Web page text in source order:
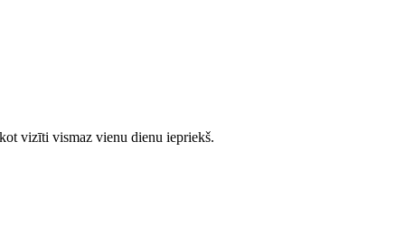
vizīti vismaz vienu dienu iepriekš.